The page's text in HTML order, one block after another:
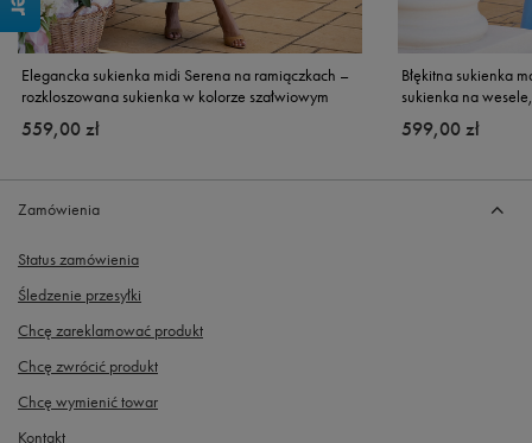
Elegancka sukienka midi Serena na ramiączkach –
rozkloszowana sukienka w kolorze szałwiowym
559,00 zł
Błękitna sukienka
sukienka na
599,00 zł
Zamówienia
Status zamówienia
Śledzenie przesyłki
Chcę zareklamować produkt
Chcę zwrócić produkt
Chcę wymienić towar
Kontakt